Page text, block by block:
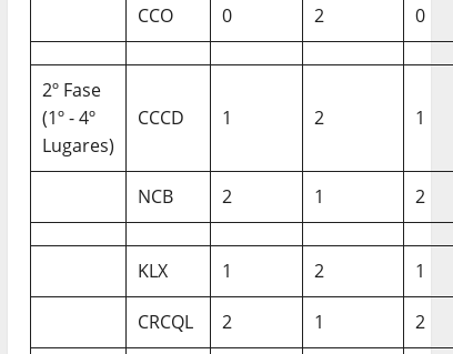
CCO 0 2 0
2º Fase
(1º - 4º
Lugares)
CCCD 1 2 1
NCB 2 1 2
KLX 1 2 1
CRCQL 2 1 2